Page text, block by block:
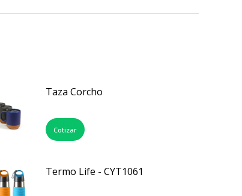
Taza Corcho
Cotizar
Termo Life - CYT1061